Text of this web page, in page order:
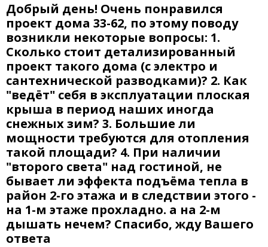
Добрый день! Очень понравился
проект дома 33-62, по этому поводу
возникли некоторые вопросы: 1.
Сколько стоит детализированный
проект такого дома (с электро и
сантехнической разводками)? 2. Как
"ведёт" себя в эксплуатации плоская
крыша в период наших иногда
снежных зим? 3. Большие ли
мощности требуются для отопления
такой площади? 4. При наличии
"второго света" над гостиной, не
бывает ли эффекта подъёма тепла в
район 2-го этажа и в следствии этого -
на 1-м этаже прохладно. а на 2-м
дышать нечем? Спасибо, жду Вашего
ответа